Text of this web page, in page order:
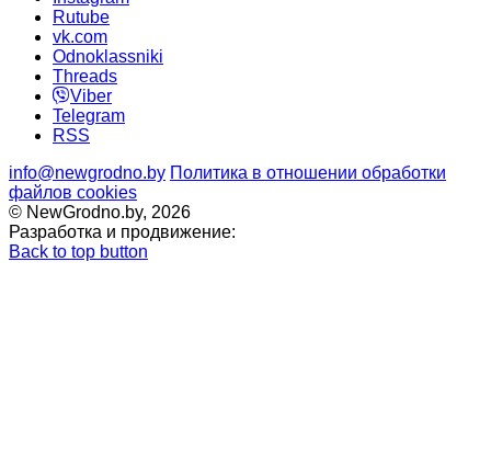
Rutube
vk.com
Odnoklassniki
Threads
Viber
Telegram
RSS
info@newgrodno.by Политика в отношении обработки
файлов cookies
© NewGrodno.by, 2026
Разработка и продвижение:
Back to top button